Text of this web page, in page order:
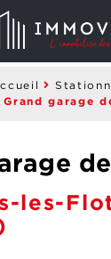
Grand garage
les-